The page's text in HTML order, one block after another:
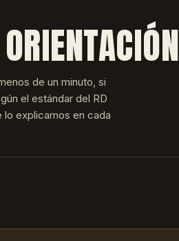
de un minuto, si
el estándar del RD
lo explicamos en cada